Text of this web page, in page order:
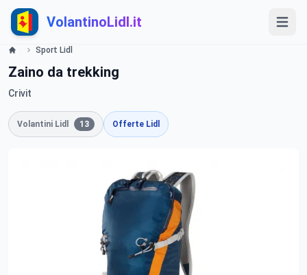
VolantinoLidl.it
Sport Lidl
Zaino da trekking
Crivit
Volantini Lidl 13 Offerte Lidl